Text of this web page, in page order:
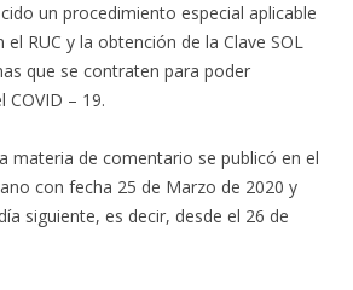
un procedimiento especial aplicable
RUC y la obtención de la Clave SOL
que se contraten para poder
– 19.
materia de comentario se publicó en el
con fecha 25 de Marzo de 2020 y
siguiente, es decir, desde el 26 de